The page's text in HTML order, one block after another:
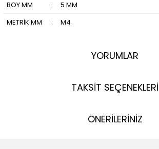
BOY MM
:
5 MM
METRİK MM
: M4
YORUMLAR
TAKSİT SEÇENEKLERİ
ÖNERİLERİNİZ